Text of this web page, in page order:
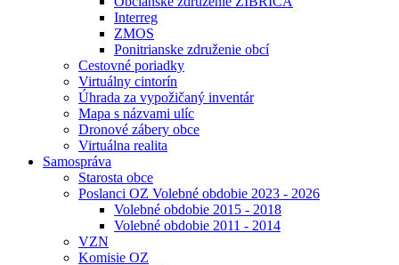
Interreg
ZMOS
Ponitrianske združenie obcí
Cestovné poriadky
Virtuálny cintorín
Úhrada za vypožičaný inventár
Mapa s názvami ulíc
Dronové zábery obce
Virtuálna realita
Samospráva
Starosta obce
Poslanci OZ Volebné obdobie 2023 - 2026
Volebné obdobie 2015 - 2018
Volebné obdobie 2011 - 2014
VZN
Komisie OZ